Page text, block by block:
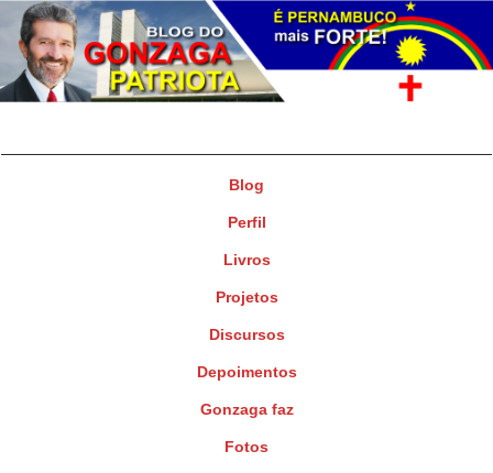
Blog
Perfil
Livros
Projetos
Discursos
Depoimentos
Gonzaga faz
Fotos